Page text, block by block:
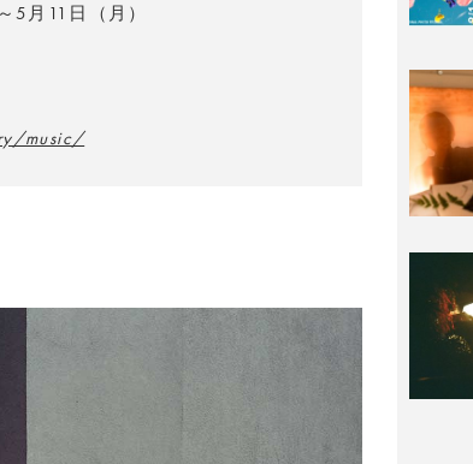
月11日（月）
music/